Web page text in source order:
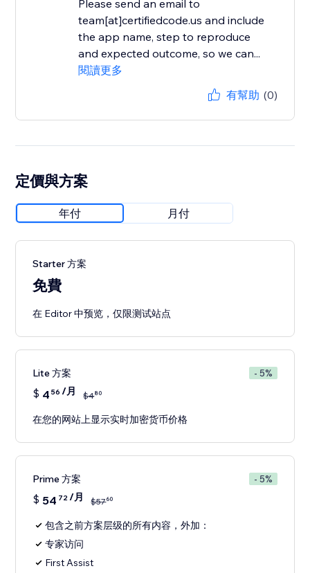
Please send an email to
team[at]certifiedcode.us and include
the app name, step to reproduce
and expected outcome, so we can...
閱讀更多
有幫助 (0)
定價與方案
年付 月付
Starter 方案
免費
在 Editor 中预览，仅限测试站点
Lite 方案 - 5%
$ 4 56 /月 $480
在您的网站上显示实时加密货币价格
Prime 方案 - 5%
$ 54 72/月 $5760
包含之前方案层级的所有内容，外加：
专家访问
First Assist